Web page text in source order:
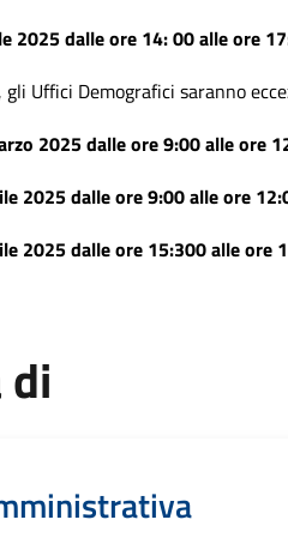
2025 dalle ore 14: 00 alle ore
gli Uffici Demografici saranno
2025 dalle ore 9:00 alle ore
2025 dalle ore 9:00 alle ore
2025 dalle ore 15:300 alle ore
di